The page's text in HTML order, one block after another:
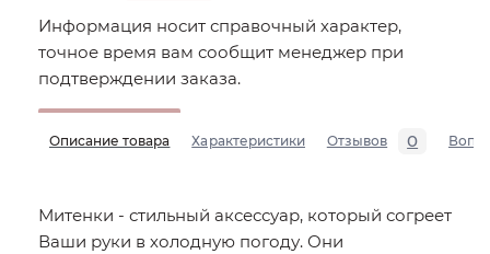
Информация носит справочный характер,
точное время вам сообщит менеджер при
подтверждении заказа.
Описание товара Характеристики Отзывов 0
Митенки - стильный аксессуар, который согреет
Ваши руки в холодную погоду. Они